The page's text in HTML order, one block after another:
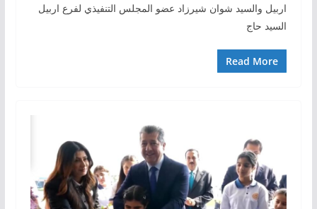
اربيل والسيد شوان شيرزاد عضو المجلس التنفيذي لفرع اربيل
السيد حاج
Read More